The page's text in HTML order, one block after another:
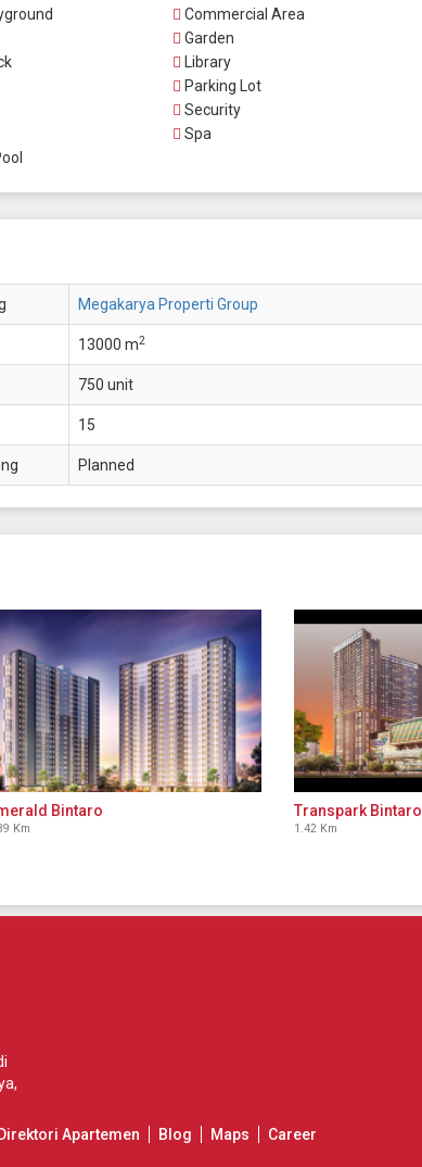
Commercial Area
Garden
Library
Parking Lot
Security
Spa
Megakarya Properti Group
13000 m2
750 unit
15
Planned
Bintaro
Km
Transpark Bintaro
1.42 Km
,
Direktori Apartemen Blog Maps Career